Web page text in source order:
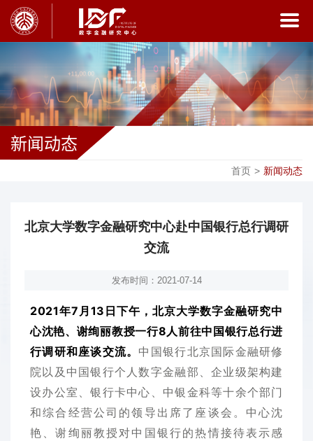
新闻动态
首页 > 新闻动态
北京大学数字金融研究中心赴中国银行总行调研
交流
发布时间：2021-07-14
2021年7月13日下午，北京大学数字金融研究中
心沈艳、谢绚丽教授一行8人前往中国银行总行进
行调研和座谈交流。 中国银行北京国际金融研修
院以及中国银行个人数字金融部、企业级架构建
设办公室、银行卡中心、中银金科等十余个部门
和综合经营公司的领导出席了座谈会。中心沈
艳、谢绚丽教授对中国银行的热情接待表示感